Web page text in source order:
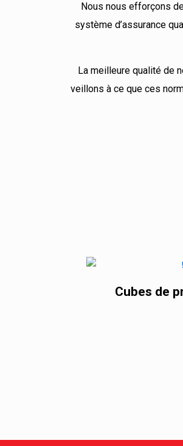
Nous nous efforçons
système d’assurance
La meilleure qualité de
veillons à ce que ces
Cubes de